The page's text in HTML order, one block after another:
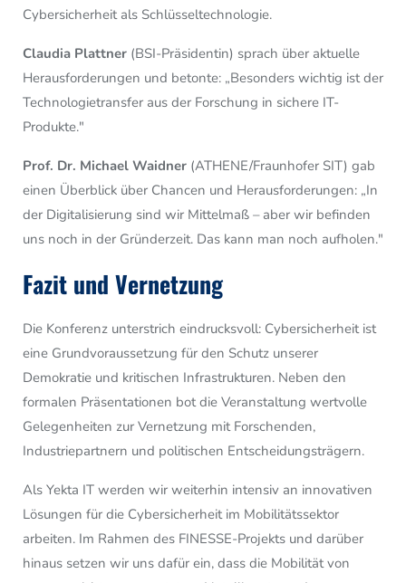
Cybersicherheit als Schlüsseltechnologie.
Claudia Plattner (BSI-Präsidentin) sprach über aktuelle
Herausforderungen und betonte: „Besonders wichtig ist der
Technologietransfer aus der Forschung in sichere IT-
Produkte."
Prof. Dr. Michael Waidner (ATHENE/Fraunhofer SIT) gab
einen Überblick über Chancen und Herausforderungen: „In
der Digitalisierung sind wir Mittelmaß – aber wir befinden
uns noch in der Gründerzeit. Das kann man noch aufholen."
Fazit und Vernetzung
Die Konferenz unterstrich eindrucksvoll: Cybersicherheit ist
eine Grundvoraussetzung für den Schutz unserer
Demokratie und kritischen Infrastrukturen. Neben den
formalen Präsentationen bot die Veranstaltung wertvolle
Gelegenheiten zur Vernetzung mit Forschenden,
Industriepartnern und politischen Entscheidungsträgern.
Als Yekta IT werden wir weiterhin intensiv an innovativen
Lösungen für die Cybersicherheit im Mobilitätssektor
arbeiten. Im Rahmen des FINESSE-Projekts und darüber
hinaus setzen wir uns dafür ein, dass die Mobilität von